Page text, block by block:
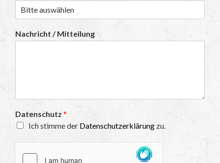
Nachricht / Mitteilung
Datenschutz *
Ich stimme der Datenschutzerklärung zu.